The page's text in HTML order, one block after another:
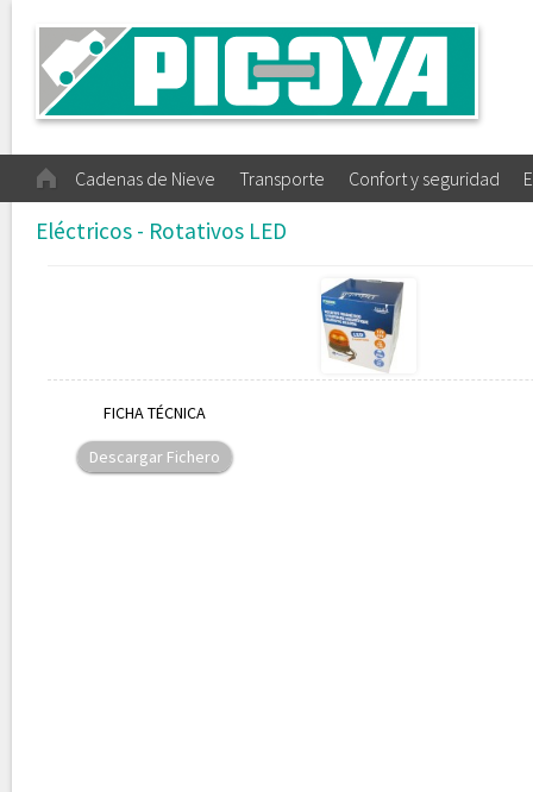
Cadenas de Nieve Transporte Confort y seguridad
Eléctricos - Rotativos LED
FICHA TÉCNICA
Descargar Fichero